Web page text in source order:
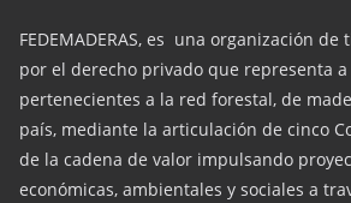
FEDEMADERAS, es una organización
por el derecho privado que representa a
pertenecientes a la red forestal, de
país, mediante la articulación de cinco
de la cadena de valor impulsando
económicas, ambientales y sociales a